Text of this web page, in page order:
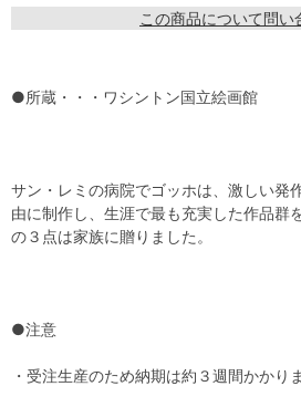
この商品について問い
●所蔵・・・ワシントン国立絵画館
サン・レミの病院でゴッホは、激しい発
由に制作し、生涯で最も充実した作品群
の３点は家族に贈りました。
●注意
・受注生産のため納期は約３週間かかりま